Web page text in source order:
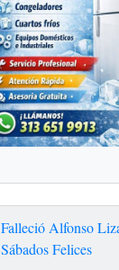
Falleció Alfonso
Sábados Felices